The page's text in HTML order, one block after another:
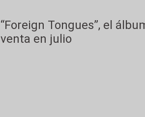
“Foreign Tongues”, el
venta en julio